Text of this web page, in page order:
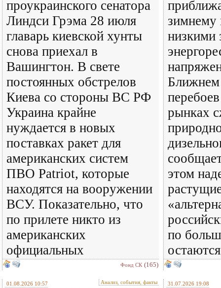
проукраинского сенатора
Линдси Грэма 28 июля
главарь киевской хунты
снова приехал в
Вашингтон. В свете
постоянных обстрелов
Киева со стороны ВС РФ
Украина крайне
нуждается в новых
поставках ракет для
американских систем
ПВО Patriot, которые
находятся на вооружении
ВСУ. Показательно, что
по прилете никто из
американских
официальных
Фонд СК (165)
зимнему
низкими
Ближнем
рынках
этом
по
01.08.2026 10:57 Анализ, события, факты 31.07.2026 19:08